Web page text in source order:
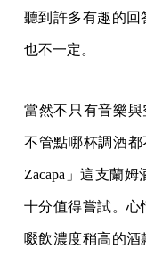
聽到許多有趣的回
也不一定。
當然不只有音樂與
不管點哪杯調酒
Zacapa」這支蘭
十分值得嘗試。心
啜飲濃度稍高的